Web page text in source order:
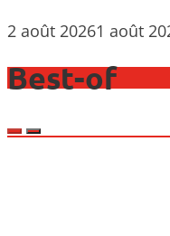
2 août 20261 août
Best-of